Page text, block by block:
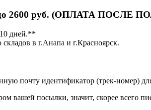
до 2600 руб. (ОПЛАТА ПОСЛЕ
дней.**
складов в г.Анапа и г.Красноярск.
почту идентификатор (трек-номер)
вашей посылки, значит, скорее